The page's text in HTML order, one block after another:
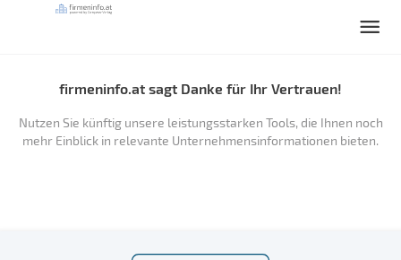
firmeninfo.at sagt Danke für Ihr Vertrauen!
Nutzen Sie künftig unsere leistungsstarken Tools, die Ihnen noch
mehr Einblick in relevante Unternehmensinformationen bieten.